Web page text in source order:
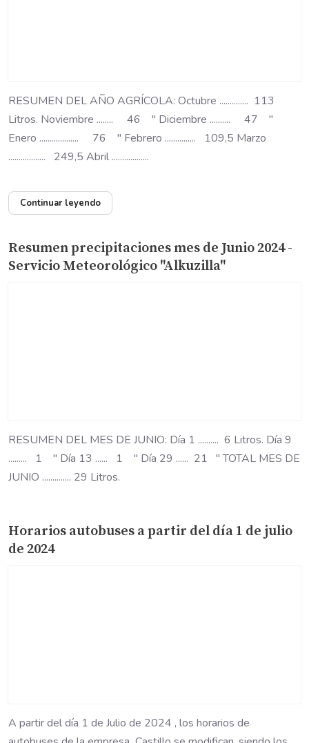
RESUMEN DEL AÑO AGRÍCOLA: Octubre .............. 113
Litros. Noviembre ........ 46 " Diciembre .......... 47 "
Enero ................... 76 " Febrero ............... 109,5 Marzo
.................. 249,5 Abril ..................
Continuar leyendo
Resumen precipitaciones mes de Junio 2024 -
Servicio Meteorológico "Alkuzilla"
RESUMEN DEL MES DE JUNIO: Día 1 .......... 6 Litros. Día 9
......... 1 " Día 13 ...... 1 " Día 29 ...... 21 " TOTAL MES DE
JUNIO .............. 29 Litros.
Horarios autobuses a partir del día 1 de julio
de 2024
A partir del día 1 de Julio de 2024 , los horarios de